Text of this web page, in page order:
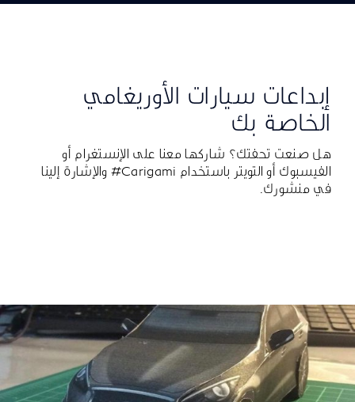
إبداعات سيارات الأوريغامي
الخاصة بك
هل صنعت تحفتك؟ شاركها معنا على الإنستغرام أو
الفيسبوك أو التويتر باستخدام Carigami# والإشارة إلينا
في منشورك.